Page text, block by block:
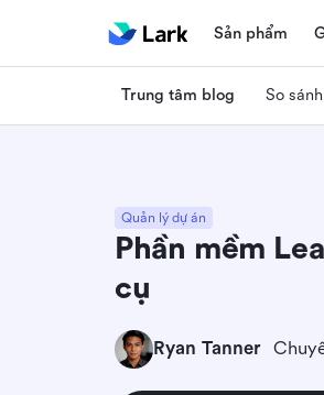
Sản phẩm
Trung tâm blog So sánh
Quản lý dự án
Phần mềm
cụ
Ryan Tanner